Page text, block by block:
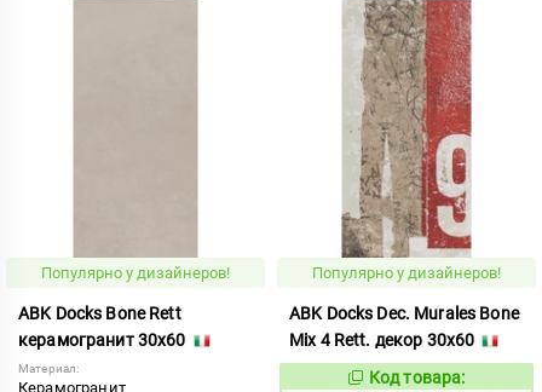
Популярно у дизайнеров!
ABK Docks Bone Rett
керамогранит 30x60
Материал:
Керамогранит
Популярно у дизайнеров!
ABK Docks Dec. Murales Bone
Mix 4 Rett. декор 30x60
235383
Код товара: